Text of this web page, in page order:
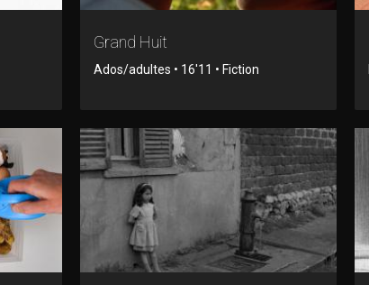
Grand Huit
Ados/adultes • 16'11 • Fiction